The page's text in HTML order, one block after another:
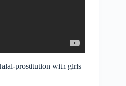
prostitution with girls